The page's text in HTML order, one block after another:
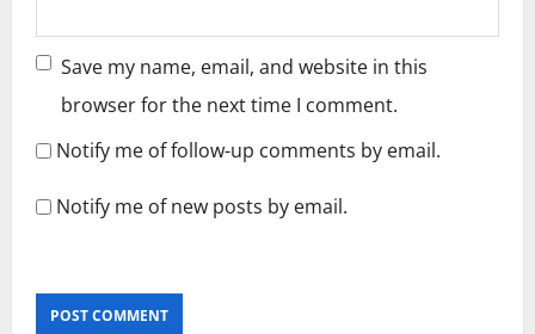
Save my name, email, and website in this
browser for the next time I comment.
Notify me of follow-up comments by email.
Notify me of new posts by email.